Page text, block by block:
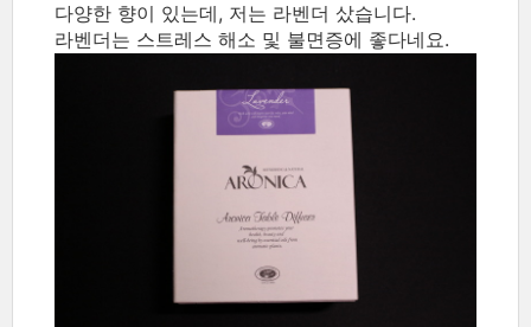
다양한 향이 있는데, 저는 라벤더 샀습니다.
라벤더는 스트레스 해소 및 불면증에 좋다네요.